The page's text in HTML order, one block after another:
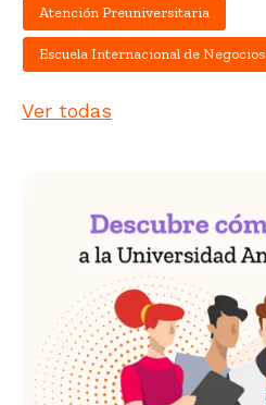
Atención Preuniversitaria
Escuela Internacional de Negocios
Ver todas